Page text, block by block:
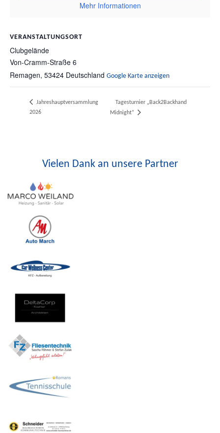
VERANSTALTUNGSORT
Clubgelände
Von-Cramm-Straße 6
Remagen, 53424 Deutschland Google Karte anzeigen
Mehr Informationen
Jahreshauptversammlung
2026
Tagesturnier „Back2Backhand
Midnight“
Vielen Dank an unsere Partner